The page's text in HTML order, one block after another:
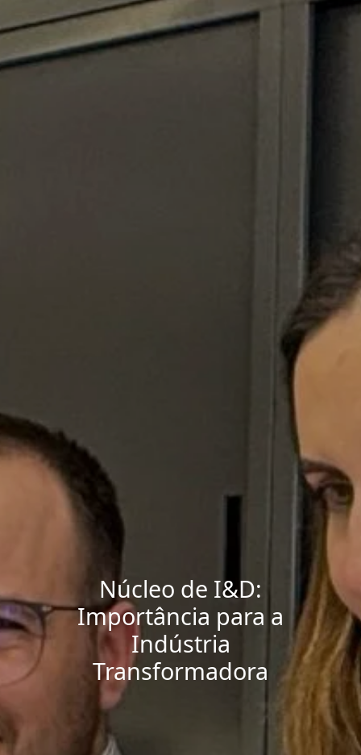
Núcleo de I&D:
Importância para a
Indústria
Transformadora